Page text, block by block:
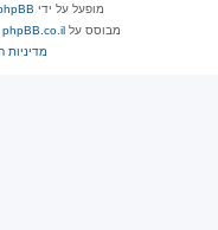
מופעל על ידי
מבוסס על phpBB.co.il - פורומים בעברית
מדיניות